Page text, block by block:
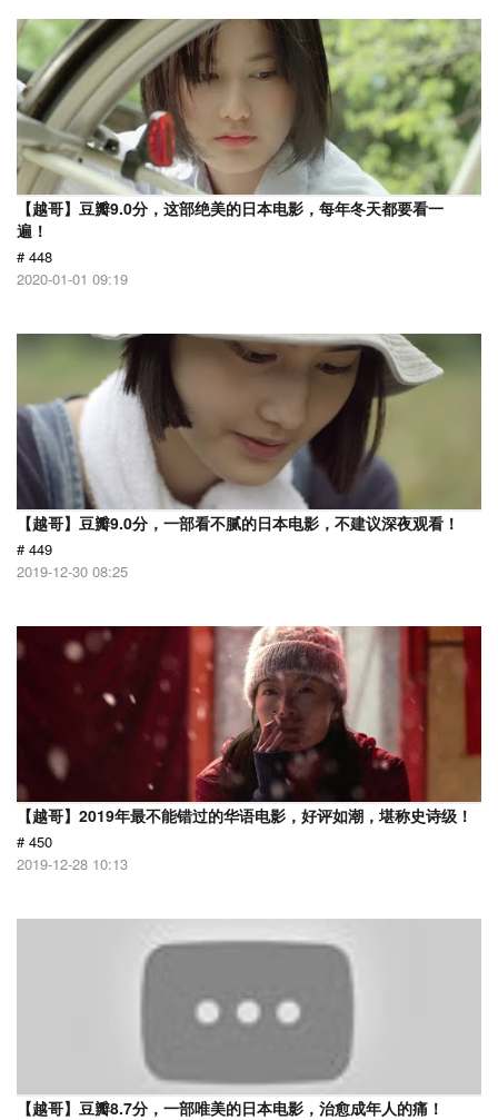
【越哥】豆瓣9.0分，这部绝美的日本电影，每年冬天都要看一
遍！
# 448
2020-01-01 09:19
【越哥】豆瓣9.0分，一部看不腻的日本电影，不建议深夜观看！
# 449
2019-12-30 08:25
【越哥】2019年最不能错过的华语电影，好评如潮，堪称史诗级！
# 450
2019-12-28 10:13
【越哥】豆瓣8.7分，一部唯美的日本电影，治愈成年人的痛！